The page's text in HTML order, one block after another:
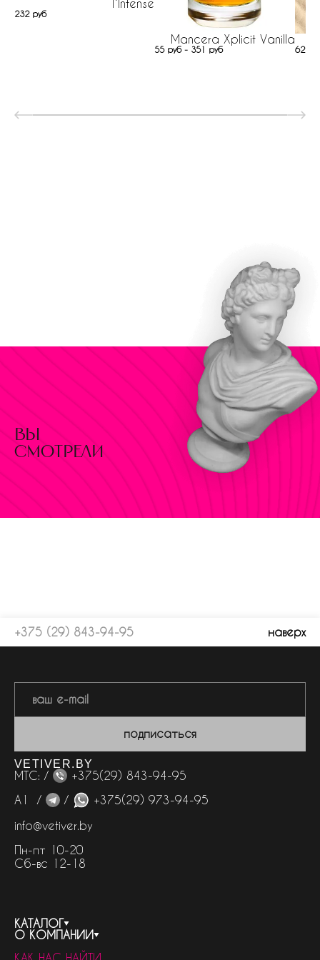
l`Intense
232 руб
Mancera Xplicit Vanilla
55 руб - 351 руб 622
вы
смотрели
+375 (29) 843-94-95 наверх
подписаться
VETIVER.BY
МТС: /
+375(29) 843-94-95
А1 /
/
+375(29) 973-94-95
info@vetiver.by
Пн-пт 10-20
Сб-вс 12-18
КАТАЛОГ
весь каталог
О КОМПАНИИ